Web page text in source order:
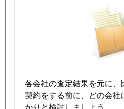
各会社の査定結果を元に、
契約をする前に、どの会社
かりと検討しましょう。